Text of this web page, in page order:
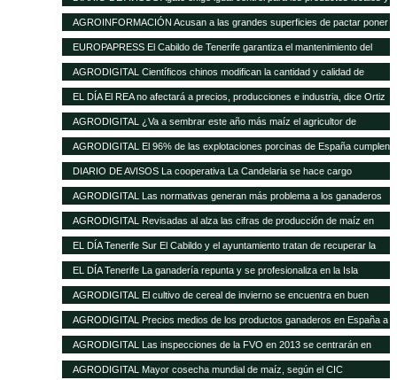
los de fuera
AGROINFORMACIÓN Acusan a las grandes superficies de pactar poner
el pollo un 20% más barato como reclamo
EUROPAPRESS El Cabildo de Tenerife garantiza el mantenimiento del
Matadero y prevé una inversión de 500.000 euros en tres años
AGRODIGITAL Científicos chinos modifican la cantidad y calidad de
almidón del maíz
EL DÍA El REA no afectará a precios, producciones e industria, dice Ortiz
AGRODIGITAL ¿Va a sembrar este año más maíz el agricultor de
EEUU?
AGRODIGITAL El 96% de las explotaciones porcinas de España cumplen
la normativa de bienestar
DIARIO DE AVISOS La cooperativa La Candelaria se hace cargo
provisionalmente de Teisol
AGRODIGITAL Las normativas generan más problema a los ganaderos
que los precios de los cereales según la FNSEA
AGRODIGITAL Revisadas al alza las cifras de producción de maíz en
Argentina
EL DÍA Tenerife Sur El Cabildo y el ayuntamiento tratan de recuperar la
quesería
EL DÍA Tenerife La ganadería repunta y se profesionaliza en la Isla
AGRODIGITAL El cultivo de cereal de invierno se encuentra en buen
estado a pesar de las menores precipitaciones caídas
AGRODIGITAL Precios medios de los productos ganaderos en España a
16 de enero de 2013
AGRODIGITAL Las inspecciones de la FVO en 2013 se centrarán en
seguridad alimentaria y bienestar en el transporte
AGRODIGITAL Mayor cosecha mundial de maíz, según el CIC